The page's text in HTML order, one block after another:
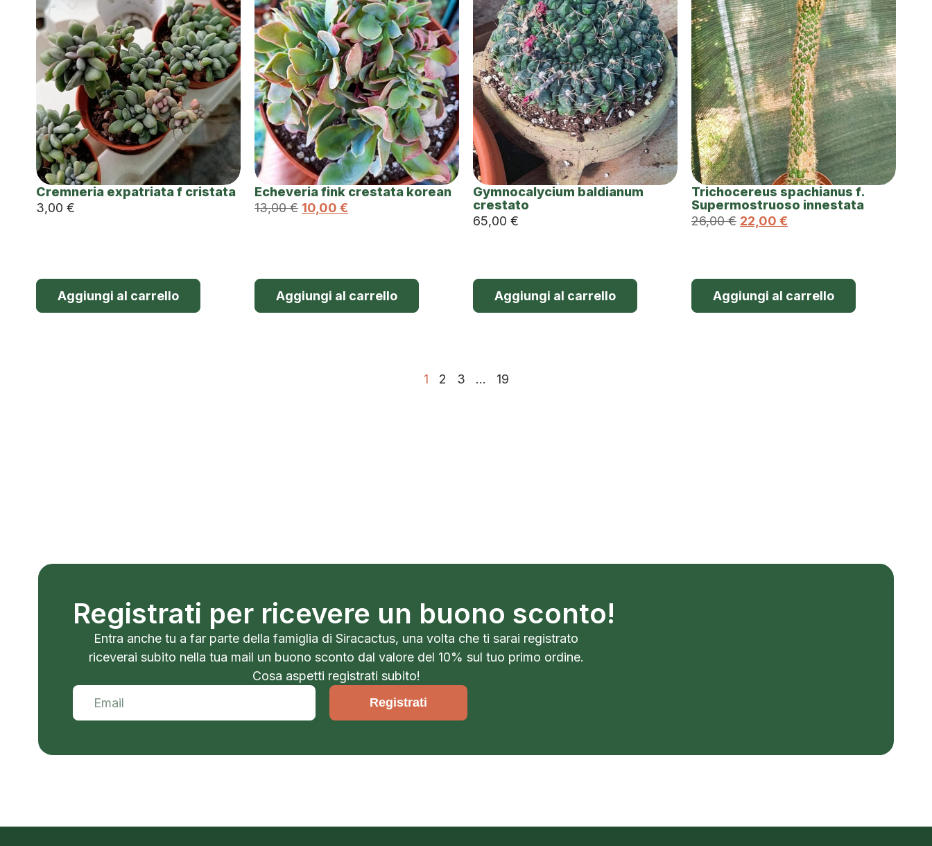
Cremneria expatriata f cristata
3,00 €
Aggiungi al carrello
Echeveria fink crestata korean
13,00€ 10,00 €
Aggiungi al carrello
Gymnocalycium baldianum
crestato
65,00 €
Aggiungi al carrello
Trichocereus spachianus f.
Supermostruoso innestata
26,00€ 22,00 €
Aggiungi al carrello
1 2 3 … 19
Registrati per ricevere un buono sconto!
Entra anche tu a far parte della famiglia di Siracactus, una volta che ti sarai registrato
riceverai subito nella tua mail un buono sconto dal valore del 10% sul tuo primo ordine.
Cosa aspetti registrati subito!
Registrati